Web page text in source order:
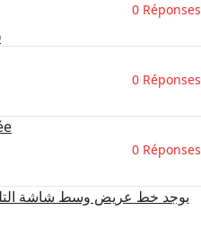
0 Réponses
0 Réponses
0 Réponses
يوجد خط عريض وسط شاشة